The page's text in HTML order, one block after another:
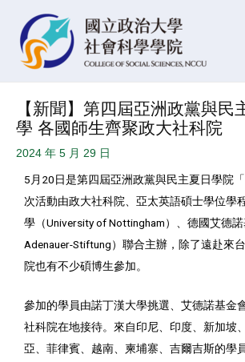
【新聞】第四屆亞洲政黨與民
學 各國師生齊聚政大社科院
2024 年 5 月 29 日
5月20日是第四屆亞洲政黨與民主夏日學院
次活動由政大社科院、亞太英語碩士學位學
學（University of Nottingham）、德國艾德
Adenauer-Stiftung）聯合主辦，除了遠赴來
院也有不少碩博生參加。
參加的學員由諾丁漢大學挑選、艾德諾基金
社科院在地接待。來自印尼、印度、新加坡
亞、菲律賓、越南、柬埔寨、吉爾吉斯的學
navigation
佈
日